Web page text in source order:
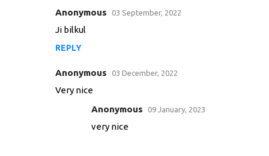
Anonymous 03 September, 2022
Ji bilkul
REPLY
Anonymous 03 December, 2022
Very nice
Anonymous 09 January, 2023
very nice